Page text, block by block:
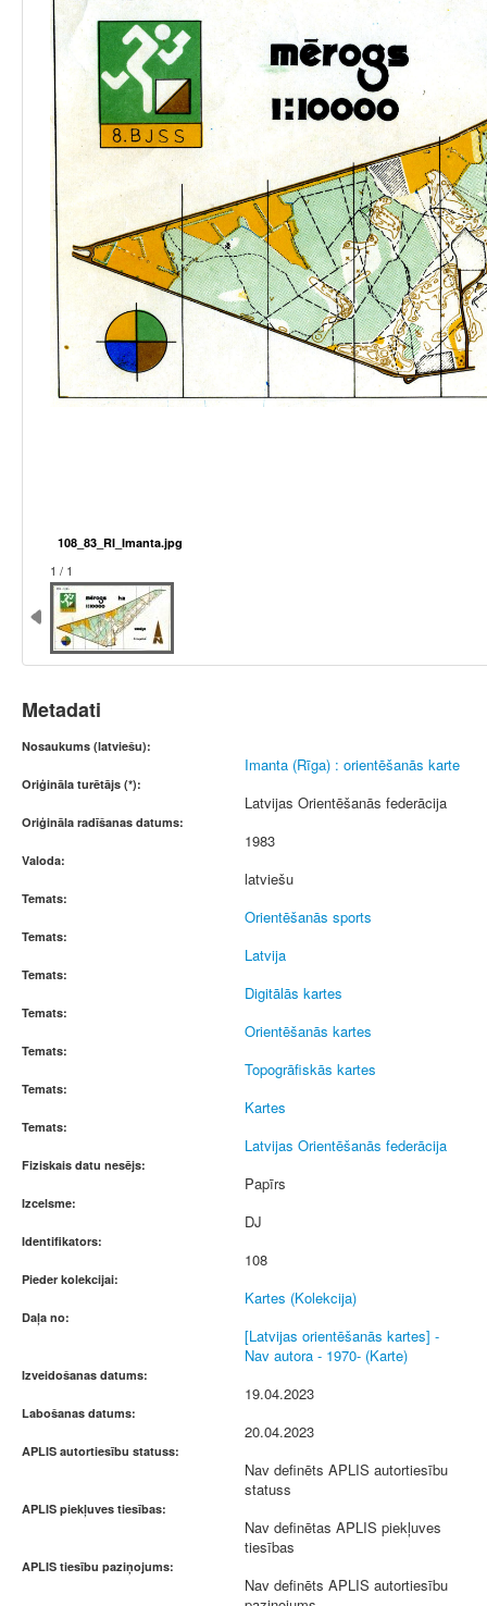
108_83_RI_Imanta.jpg
1 / 1
Metadati
Nosaukums (latviešu):
Imanta (Rīga) : orientēšanās karte
Oriģināla turētājs (*):
Latvijas Orientēšanās federācija
Oriģināla radīšanas datums:
1983
Valoda:
latviešu
Temats:
Orientēšanās sports
Temats:
Latvija
Temats:
Digitālās kartes
Temats:
Orientēšanās kartes
Temats:
Topogrāfiskās kartes
Temats:
Kartes
Temats:
Latvijas Orientēšanās federācija
Fiziskais datu nesējs:
Papīrs
Izcelsme:
DJ
Identifikators:
108
Pieder kolekcijai:
Kartes (Kolekcija)
Daļa no:
[Latvijas orientēšanās kartes] -
Nav autora - 1970- (Karte)
Izveidošanas datums:
19.04.2023
Labošanas datums:
20.04.2023
APLIS autortiesību statuss:
Nav definēts APLIS autortiesību
statuss
APLIS piekļuves tiesības:
Nav definētas APLIS piekļuves
tiesības
APLIS tiesību paziņojums:
Nav definēts APLIS autortiesību